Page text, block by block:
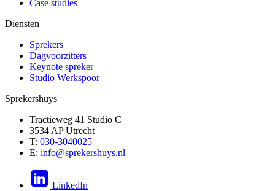
Case studies
Diensten
Sprekers
Dagvoorzitters
Keynote spreker
Studio Werkspoor
Sprekershuys
Tractieweg 41 Studio C
3534 AP Utrecht
T: 030-3040025
E: info@sprekershuys.nl
LinkedIn